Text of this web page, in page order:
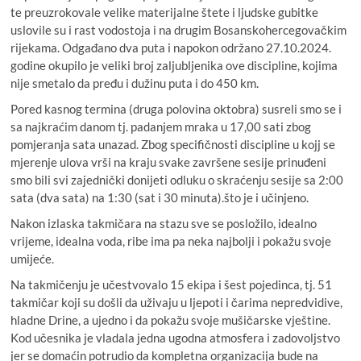
te preuzrokovale velike materijalne štete i ljudske gubitke
uslovile su i rast vodostoja i na drugim Bosanskohercegovačkim
rijekama. Odgađano dva puta i napokon održano 27.10.2024.
godine okupilo je veliki broj zaljubljenika ove discipline, kojima
nije smetalo da pređu i dužinu puta i do 450 km.
Pored kasnog termina (druga polovina oktobra) susreli smo se i
sa najkraćim danom tj. padanjem mraka u 17,00 sati zbog
pomjeranja sata unazad. Zbog specifičnosti discipline u kojj se
mjerenje ulova vrši na kraju svake završene sesije prinuđeni
smo bili svi zajednički donijeti odluku o skraćenju sesije sa 2:00
sata (dva sata) na 1:30 (sat i 30 minuta).što je i učinjeno.
Nakon izlaska takmičara na stazu sve se posložilo, idealno
vrijeme, idealna voda, ribe ima pa neka najbolji i pokažu svoje
umijeće.
Na takmičenju je učestvovalo 15 ekipa i šest pojedinca, tj. 51
takmičar koji su došli da uživaju u ljepoti i čarima nepredvidive,
hladne Drine, a ujedno i da pokažu svoje mušičarske vještine.
Kod učesnika je vladala jedna ugodna atmosfera i zadovoljstvo
jer se domaćin potrudio da kompletna organizacija bude na